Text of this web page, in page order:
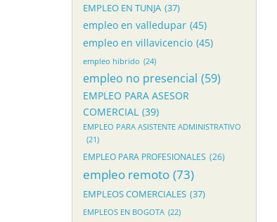
EMPLEO EN TUNJA (37)
empleo en valledupar (45)
empleo en villavicencio (45)
empleo hibrido (24)
empleo no presencial (59)
EMPLEO PARA ASESOR
COMERCIAL (39)
EMPLEO PARA ASISTENTE ADMINISTRATIVO
(21)
EMPLEO PARA PROFESIONALES (26)
empleo remoto (73)
EMPLEOS COMERCIALES (37)
EMPLEOS EN BOGOTA (22)